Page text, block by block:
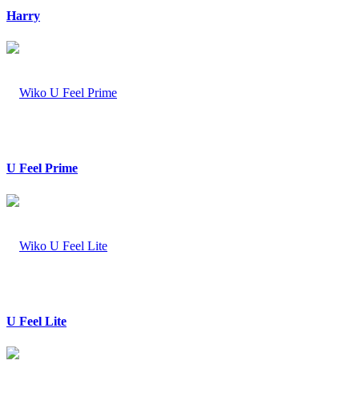
Harry
U Feel Prime
U Feel Lite